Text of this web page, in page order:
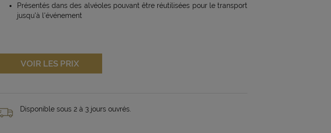
Présentés dans des alvéoles pouvant être réutilisées pour le transport
jusqu'à l'événement
VOIR LES PRIX
Disponible sous 2 à 3 jours ouvrés.